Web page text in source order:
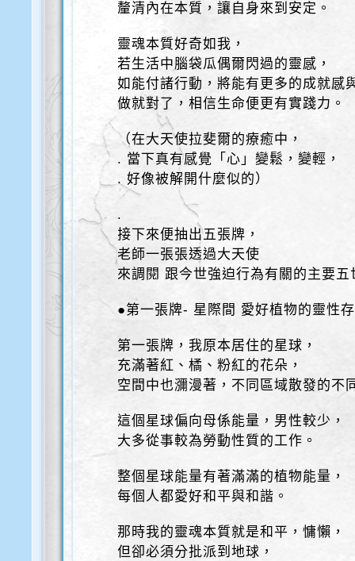
釐清內在本質，讓自身來到安定。
靈魂本質好奇如我，
若生活中腦袋瓜偶爾閃過的靈感，
如能付諸行動，將能有更多的成就感
做就對了，相信生命便更有實踐力。
（在大天使拉斐爾的療癒中，
. 當下真有感覺「心」變鬆，變輕，
. 好像被解開什麼似的）
.
接下來便抽出五張牌，
老師一張張透過大天使
來調閱 跟今世強迫行為有關的主要五
●第一張牌- 星際間 愛好植物的靈性
第一張牌，我原本居住的星球，
充滿著紅、橘、粉紅的花朵，
空間中也瀰漫著，不同區域散發的不
這個星球偏向母係能量，男性較少，
大多從事較為勞動性質的工作。
整個星球能量有著滿滿的植物能量，
每個人都愛好和平與和諧。
那時我的靈魂本質就是和平，慵懶，
但卻必須分批派到地球，